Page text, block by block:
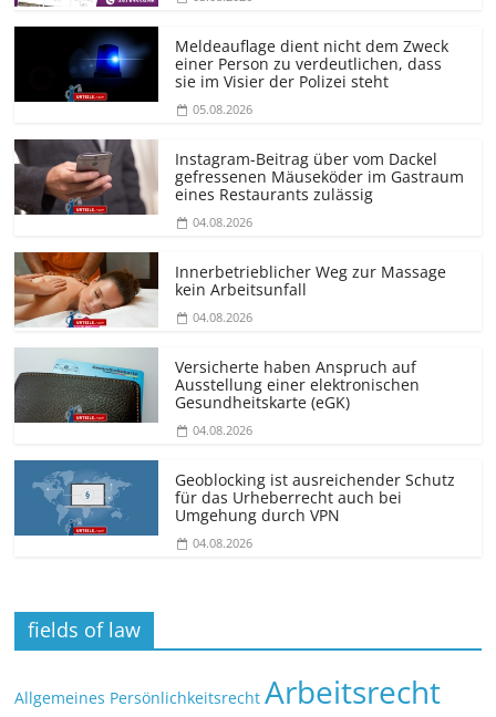
Meldeauflage dient nicht dem Zweck
einer Person zu verdeutlichen, dass
sie im Visier der Polizei steht
05.08.2026
Instagram-Beitrag über vom Dackel
gefressenen Mäuseköder im Gastraum
eines Restaurants zulässig
04.08.2026
Innerbetrieblicher Weg zur Massage
kein Arbeitsunfall
04.08.2026
Versicherte haben Anspruch auf
Ausstellung einer elektronischen
Gesundheitskarte (eGK)
04.08.2026
Geoblocking ist ausreichender Schutz
für das Urheberrecht auch bei
Umgehung durch VPN
04.08.2026
fields of law
Allgemeines Persönlichkeitsrecht Arbeitsrecht